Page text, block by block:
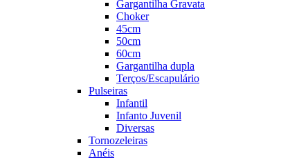
Gargantilha Gravata
Choker
45cm
50cm
60cm
Gargantilha dupla
Terços/Escapulário
Pulseiras
Infantil
Infanto Juvenil
Diversas
Tornozeleiras
Anéis